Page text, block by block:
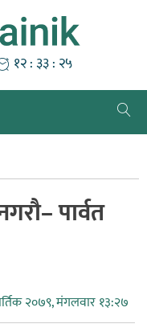
१२ : ३३ : २६
पार्वत
२०७९, मंगलवार १३:२७